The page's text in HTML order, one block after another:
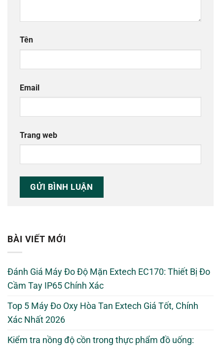
Tên
Email
Trang web
BÀI VIẾT MỚI
Đánh Giá Máy Đo Độ Mặn Extech EC170: Thiết Bị Đo
Cầm Tay IP65 Chính Xác
Top 5 Máy Đo Oxy Hòa Tan Extech Giá Tốt, Chính
Xác Nhất 2026
Kiểm tra nồng độ cồn trong thực phẩm đồ uống: